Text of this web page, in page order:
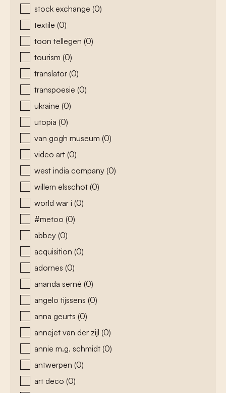
stock exchange (0)
textile (0)
toon tellegen (0)
tourism (0)
translator (0)
transpoesie (0)
ukraine (0)
utopia (0)
van gogh museum (0)
video art (0)
west india company (0)
willem elsschot (0)
world war i (0)
#metoo (0)
abbey (0)
acquisition (0)
adornes (0)
ananda serné (0)
angelo tijssens (0)
anna geurts (0)
annejet van der zijl (0)
annie m.g. schmidt (0)
antwerpen (0)
art deco (0)